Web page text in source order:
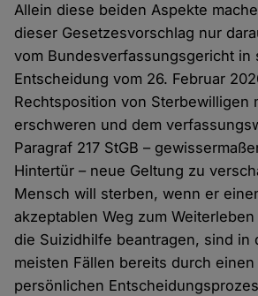
Allein diese beiden Aspekte
dieser Gesetzesvorschlag nur
vom Bundesverfassungsgericht in
Entscheidung vom 26. Februar
Rechtsposition von Sterbewilligen
erschweren und dem
Paragraf 217 StGB –
Hintertür – neue Geltung zu
Mensch will sterben, wenn er
akzeptablen Weg zum
die Suizidhilfe beantragen, sind in
meisten Fällen bereits durch einen
persönlichen